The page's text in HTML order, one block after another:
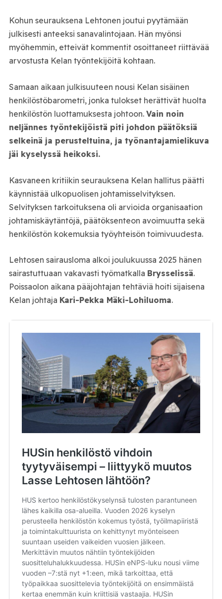
Kohun seurauksena Lehtonen joutui pyytämään
julkisesti anteeksi sanavalintojaan. Hän myönsi
myöhemmin, etteivät kommentit osoittaneet riittävää
arvostusta Kelan työntekijöitä kohtaan.
Samaan aikaan julkisuuteen nousi Kelan sisäinen
henkilöstöbarometri, jonka tulokset herättivät huolta
henkilöstön luottamuksesta johtoon. Vain noin
neljännes työntekijöistä piti johdon päätöksiä
selkeinä ja perusteltuina, ja työnantajamielikuva
jäi kyselyssä heikoksi.
Kasvaneen kritiikin seurauksena Kelan hallitus päätti
käynnistää ulkopuolisen johtamisselvityksen.
Selvityksen tarkoituksena oli arvioida organisaation
johtamiskäytäntöjä, päätöksenteon avoimuutta sekä
henkilöstön kokemuksia työyhteisön toimivuudesta.
Lehtosen sairausloma alkoi joulukuussa 2025 hänen
sairastuttuaan vakavasti työmatkalla Brysselissä.
Poissaolon aikana pääjohtajan tehtäviä hoiti sijaisena
Kelan johtaja Kari-Pekka Mäki-Lohiluoma.